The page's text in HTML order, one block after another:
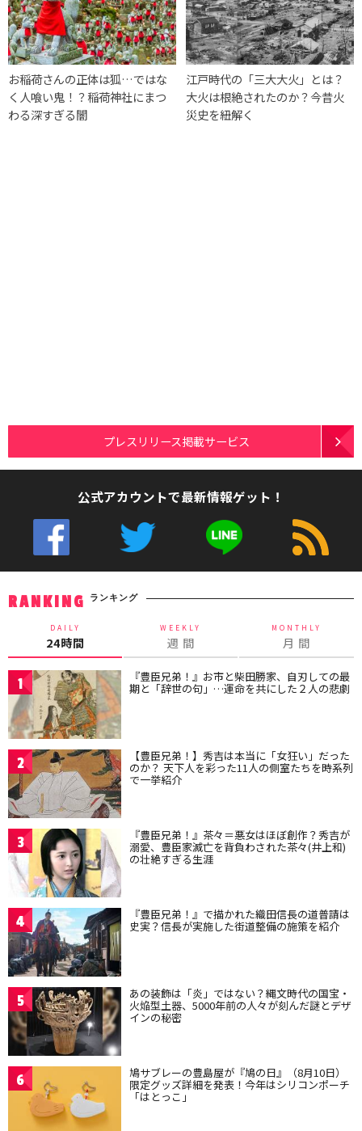
お稲荷さんの正体は狐…ではな
く人喰い鬼！？稲荷神社にまつ
わる深すぎる闇
江戸時代の「三大大火」とは？
大火は根絶されたのか？今昔火
災史を紐解く
プレスリリース掲載サービス
公式アカウントで最新情報ゲット！
RANKING ランキング
DAILY
24時間
WEEKLY
週 間
MONTHLY
月 間
1 『豊臣兄弟！』お市と柴田勝家、自刃しての最
期と「辞世の句」…運命を共にした２人の悲劇
2 【豊臣兄弟！】秀吉は本当に「女狂い」だった
のか？ 天下人を彩った11人の側室たちを時系列
で一挙紹介
3 『豊臣兄弟！』茶々＝悪女はほぼ創作？秀吉が
溺愛、豊臣家滅亡を背負わされた茶々(井上和)
の壮絶すぎる生涯
4 『豊臣兄弟！』で描かれた織田信長の道普請は
史実？信長が実施した街道整備の施策を紹介
5 あの装飾は「炎」ではない？縄文時代の国宝・
火焔型土器、5000年前の人々が刻んだ謎とデザ
インの秘密
6 鳩サブレーの豊島屋が『鳩の日』（8月10日）
限定グッズ詳細を発表！今年はシリコンポーチ
「はとっこ」